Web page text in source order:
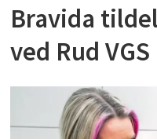
Bravida
ved Rud VGS